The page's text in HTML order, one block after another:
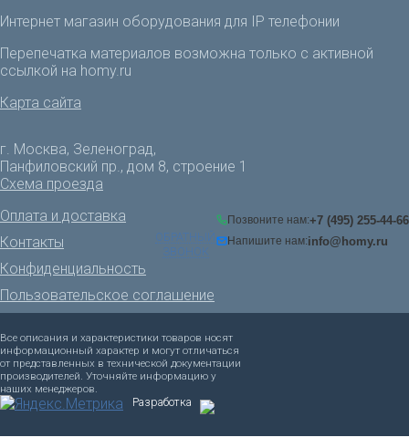
Интернет магазин оборудования для IP телефонии
Перепечатка материалов возможна только с активной
ссылкой на homy.ru
Карта сайта
г. Москва, Зеленоград,
Панфиловский пр., дом 8, строение 1
Схема проезда
Оплата и доставка
Контакты
Конфиденциальность
Пользовательское соглашение
Позвоните нам:+7 (495) 255-44-66
Напишите нам:info@homy.ru
ОБРАТНЫЙ
ЗВОНОК
Все описания и характеристики товаров носят
информационный характер и могут отличаться
от представленных в технической документации
производителей. Уточняйте информацию у
наших менеджеров.
Разработка